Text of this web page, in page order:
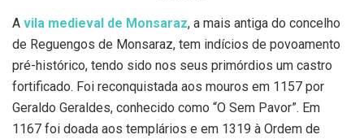
A vila medieval de Monsaraz, a mais antiga do concelho
de Reguengos de Monsaraz, tem indícios de povoamento
pré-histórico, tendo sido nos seus primórdios um castro
fortificado. Foi reconquistada aos mouros em 1157 por
Geraldo Geraldes, conhecido como “O Sem Pavor”. Em
1167 foi doada aos templários e em 1319 à Ordem de